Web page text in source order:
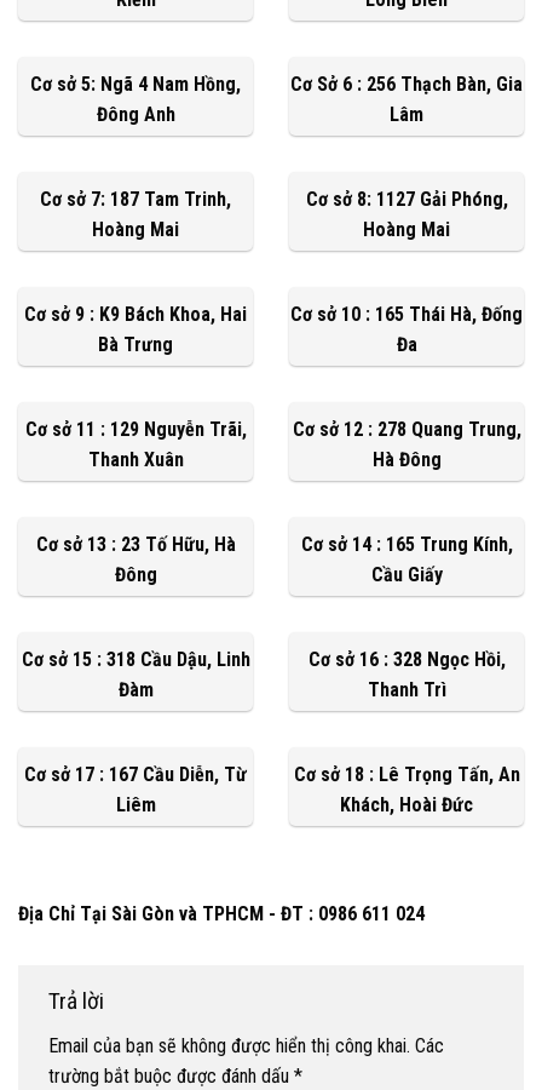
Cơ sở 5: Ngã 4 Nam Hồng,
Đông Anh
Cơ Sở 6 : 256 Thạch Bàn, Gia
Lâm
Cơ sở 7: 187 Tam Trinh,
Hoàng Mai
Cơ sở 8: 1127 Gải Phóng,
Hoàng Mai
Cơ sở 9 : K9 Bách Khoa, Hai
Bà Trưng
Cơ sở 10 : 165 Thái Hà, Đống
Đa
Cơ sở 11 : 129 Nguyễn Trãi,
Thanh Xuân
Cơ sở 12 : 278 Quang Trung,
Hà Đông
Cơ sở 13 : 23 Tố Hữu, Hà
Đông
Cơ sở 14 : 165 Trung Kính,
Cầu Giấy
Cơ sở 15 : 318 Cầu Dậu, Linh
Đàm
Cơ sở 16 : 328 Ngọc Hồi,
Thanh Trì
Cơ sở 17 : 167 Cầu Diễn, Từ
Liêm
Cơ sở 18 : Lê Trọng Tấn, An
Khách, Hoài Đức
Địa Chỉ Tại Sài Gòn và TPHCM - ĐT : 0986 611 024
Trả lời
Email của bạn sẽ không được hiển thị công khai. Các
trường bắt buộc được đánh dấu *